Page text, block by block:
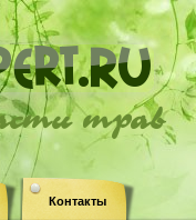
трав
Контакты